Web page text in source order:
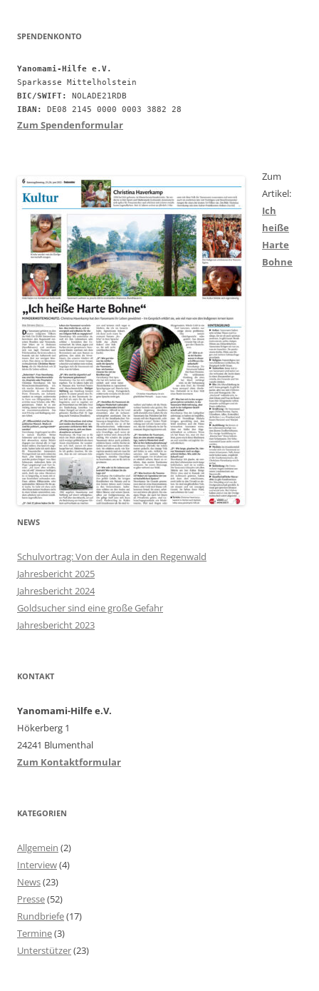
SPENDENKONTO
Yanomami-Hilfe e.V.
BIC/SWIFT:
IBAN:
DE08 2145 0000 0003 3882 28
Zum Spendenformular
Zum
Artikel:
Ich
heiße
Harte
Bohne
NEWS
Schulvortrag: Von der Aula in den Regenwald
Jahresbericht 2025
Jahresbericht 2024
Goldsucher sind eine große Gefahr
Jahresbericht 2023
KONTAKT
Yanomami-Hilfe e.V.
Hökerberg 1
24241 Blumenthal
Zum Kontaktformular
KATEGORIEN
Allgemein (2)
Interview(4)
News(23)
Presse(52)
Rundbriefe(17)
Termine(3)
Unterstützer(23)